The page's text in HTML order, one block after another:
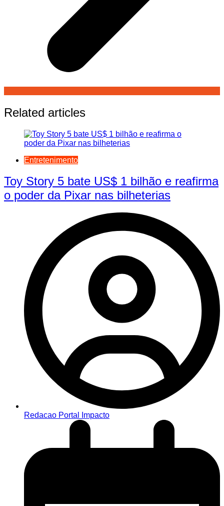
Related articles
Entretenimento
Toy Story 5 bate US$ 1 bilhão e reafirma
o poder da Pixar nas bilheterias
Redacao Portal Impacto